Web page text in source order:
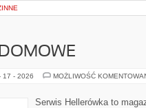
17 - 2026 MOŻLIWOŚĆ
Serwis Hellerówka to